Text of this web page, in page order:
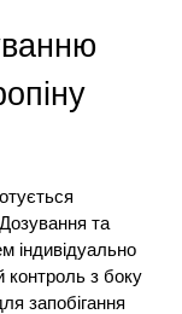
та
індивідуально
контроль з боку
запобігання